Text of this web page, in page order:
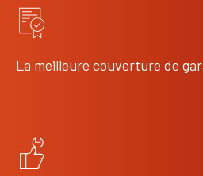
La meilleure couverture de